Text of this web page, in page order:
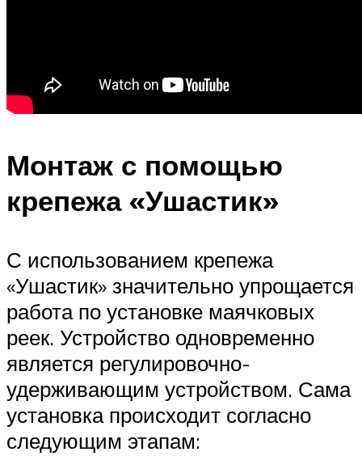
Монтаж с помощью
крепежа «Ушастик»
С использованием крепежа
«Ушастик» значительно упрощается
работа по установке маячковых
реек. Устройство одновременно
является регулировочно-
удерживающим устройством. Сама
установка происходит согласно
следующим этапам: